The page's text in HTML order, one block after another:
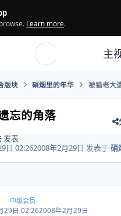
Learn more.
主
版块 硝烟里的年华 被猫老大
忘的角落
发表
日 02:262008年2月29日 发表于硝
中级会员
29日 02:262008年2月29日